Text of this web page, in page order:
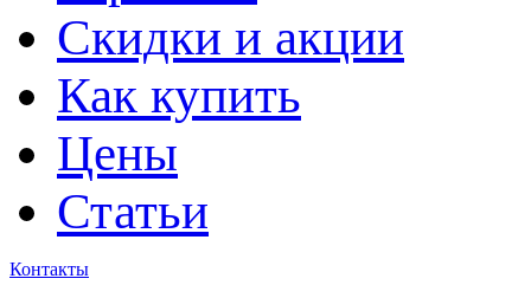
Скидки и акции
Как купить
Цены
Статьи
Контакты